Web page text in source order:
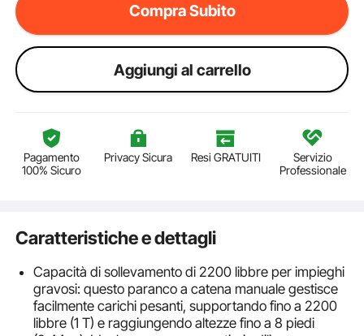
Compra Subito
Aggiungi al carrello
Pagamento
100% Sicuro
Privacy Sicura Resi GRATUITI
Servizio
Professionale
Caratteristiche e dettagli
Capacità di sollevamento di 2200 libbre per impieghi
gravosi: questo paranco a catena manuale gestisce
facilmente carichi pesanti, supportando fino a 2200
libbre (1 T) e raggiungendo altezze fino a 8 piedi